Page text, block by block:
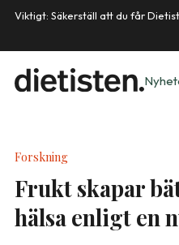
Viktigt: Säkerställ att du får
Forskning
Frukt skapar
hälsa enligt en